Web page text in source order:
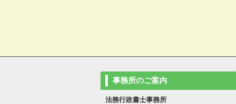
事務所のご案内
法務行政書士事務所